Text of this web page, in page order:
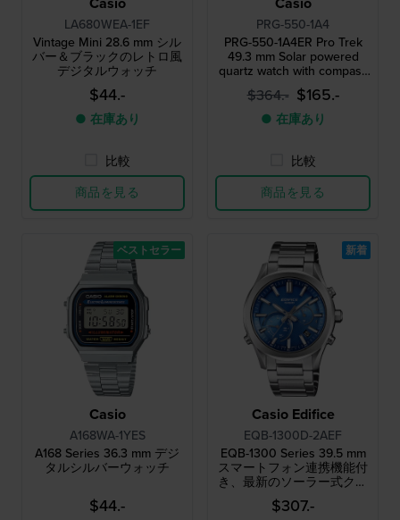
LA680WEA-1EF
Vintage Mini 28.6 mm シル
バー＆ブラックのレトロ風
デジタルウォッチ
$44.-
● 在庫あり
比較
商品を見る
PRG-550-1A4
PRG-550-1A4ER Pro Trek
49.3 mm Solar powered
quartz watch with compass
barometer thermometer
and altimeter
$364.- $165.-
● 在庫あり
比較
商品を見る
Casio
A168WA-1YES
A168 Series 36.3 mm デジ
タルシルバーウォッチ
$44.-
ベストセラー
Casio Edifice
EQB-1300D-2AEF
EQB-1300 Series 39.5 mm
スマートフォン連携機能付
き、最新のソーラー式クォ
ーツ・クロノグラフ
$307.-
新着